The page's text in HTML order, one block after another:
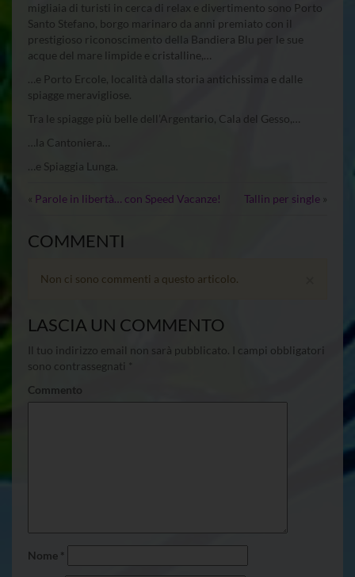
migliaia di turisti in cerca di relax e divertimento sono Porto
Santo Stefano, borgo marinaro da anni premiato con il
prestigioso riconoscimento della Bandiera Blu per le sue
acque del mare limpide e cristalline,…
…e Porto Ercole, località dalla storia antichissima e dalle
spiagge meravigliose.
Tra le spiagge più belle dell’Argentario, Cala del Gesso,…
…la Cantoniera…
…e Spiaggia Lunga.
« Parole in libertà… con Speed Vacanze! Tallin per single »
COMMENTI
Non ci sono commenti a questo articolo.
LASCIA UN COMMENTO
Il tuo indirizzo email non sarà pubblicato.
I campi obbligatori
sono contrassegnati
Commento
Nome *